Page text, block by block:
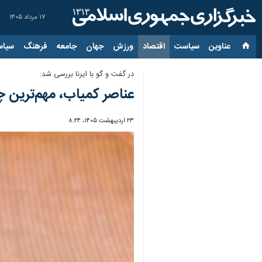
۱۷ مرداد ۱۴۰۵
عناوین‌ سیاست اقتصاد ورزش جهان جامعه فرهنگ
در گفت و گو با ایرنا بررسی شد:
عناصر کمیاب، مهم‌ترین
۲۳ اردیبهشت ۱۴۰۵، ۸:۲۴